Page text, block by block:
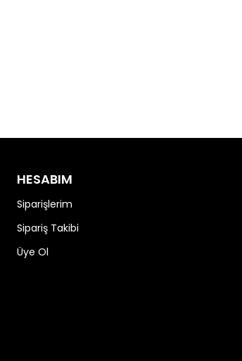
HESABIM
Siparişlerim
Sipariş Takibi
Üye Ol